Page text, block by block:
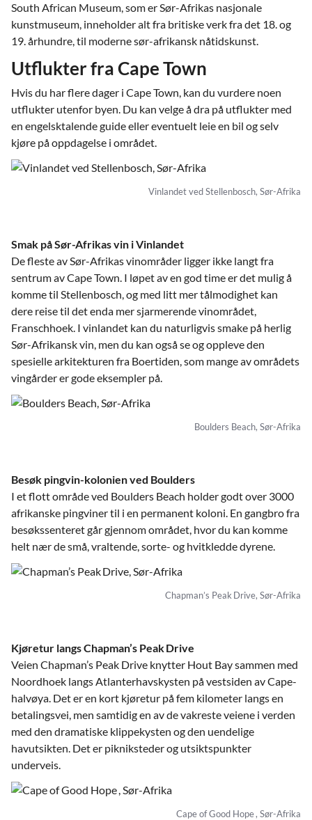
South African Museum, som er Sør-Afrikas nasjonale
kunstmuseum, inneholder alt fra britiske verk fra det 18. og
19. århundre, til moderne sør-afrikansk nåtidskunst.
Utflukter fra Cape Town
Hvis du har flere dager i Cape Town, kan du vurdere noen
utflukter utenfor byen. Du kan velge å dra på utflukter med
en engelsktalende guide eller eventuelt leie en bil og selv
kjøre på oppdagelse i området.
Vinlandet ved Stellenbosch, Sør-Afrika
Smak på Sør-Afrikas vin i Vinlandet
De fleste av Sør-Afrikas vinområder ligger ikke langt fra
sentrum av Cape Town. I løpet av en god time er det mulig å
komme til Stellenbosch, og med litt mer tålmodighet kan
dere reise til det enda mer sjarmerende vinområdet,
Franschhoek. I vinlandet kan du naturligvis smake på herlig
Sør-Afrikansk vin, men du kan også se og oppleve den
spesielle arkitekturen fra Boertiden, som mange av områdets
vingårder er gode eksempler på.
Boulders Beach, Sør-Afrika
Besøk pingvin-kolonien ved Boulders
I et flott område ved Boulders Beach holder godt over 3000
afrikanske pingviner til i en permanent koloni. En gangbro fra
besøkssenteret går gjennom området, hvor du kan komme
helt nær de små, vraltende, sorte- og hvitkledde dyrene.
Chapman’s Peak Drive, Sør-Afrika
Kjøretur langs Chapman’s Peak Drive
Veien Chapman’s Peak Drive knytter Hout Bay sammen med
Noordhoek langs Atlanterhavskysten på vestsiden av Cape-
halvøya. Det er en kort kjøretur på fem kilometer langs en
betalingsvei, men samtidig en av de vakreste veiene i verden
med den dramatiske klippekysten og den uendelige
havutsikten. Det er pikniksteder og utsiktspunkter
underveis.
Cape of Good Hope , Sør-Afrika